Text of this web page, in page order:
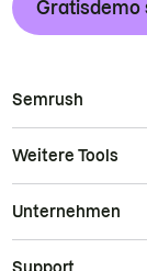
Gratisdemo
Semrush
Weitere Tools
Unternehmen